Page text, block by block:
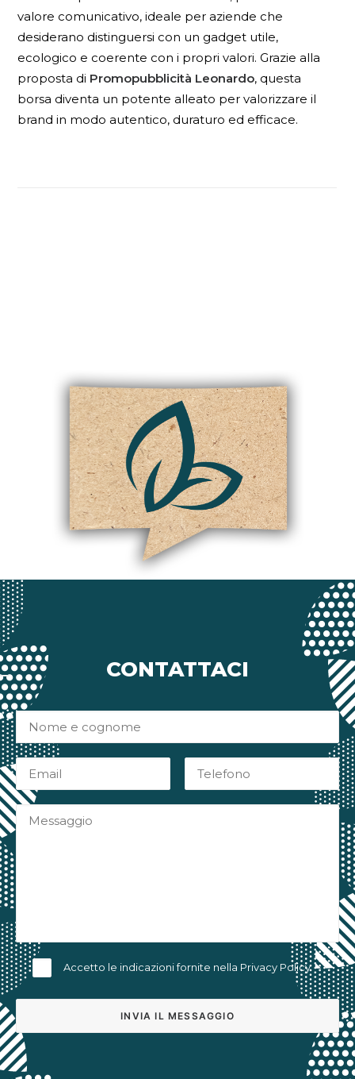
valore comunicativo, ideale per aziende che
desiderano distinguersi con un gadget utile,
ecologico e coerente con i propri valori. Grazie alla
proposta di Promopubblicità Leonardo, questa
borsa diventa un potente alleato per valorizzare il
brand in modo autentico, duraturo ed efficace.
CONTATTACI
Accetto le indicazioni fornite nella Privacy Policy